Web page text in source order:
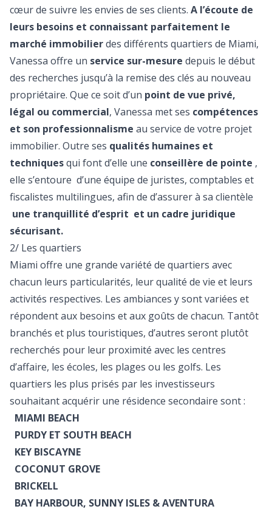
cœur de suivre les envies de ses clients. A l’écoute de
leurs besoins et connaissant parfaitement le
marché immobilierdes différents quartiers de Miami,
Vanessa offre un service sur-mesure depuis le début
des recherches jusqu’à la remise des clés au nouveau
propriétaire. Que ce soit d’un point de vue privé,
légal ou commercial, Vanessa met ses compétences
et son professionnalisme au service de votre projet
immobilier. Outre ses qualités humaines et
techniquesqui font d’elle une conseillère de pointe ,
elle s’entoure d’une équipe de juristes, comptables et
fiscalistes multilingues, afin de d’assurer à sa clientèle
une tranquillité d’esprit et un cadre juridique
sécurisant.
2/ Les quartiers
Miami offre une grande variété de quartiers avec
chacun leurs particularités, leur qualité de vie et leurs
activités respectives. Les ambiances y sont variées et
répondent aux besoins et aux goûts de chacun. Tantôt
branchés et plus touristiques, d’autres seront plutôt
recherchés pour leur proximité avec les centres
d’affaire, les écoles, les plages ou les golfs. Les
quartiers les plus prisés par les investisseurs
souhaitant acquérir une résidence secondaire sont :
MIAMI BEACH
PURDY ET SOUTH BEACH
KEY BISCAYNE
COCONUT GROVE
BRICKELL
BAY HARBOUR, SUNNY ISLES & AVENTURA